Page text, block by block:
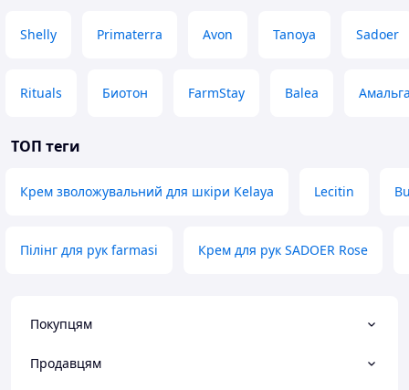
Shelly Primaterra Avon Tanoya Sadoer
Rituals Биотон FarmStay Balea
ТОП теги
Крем зволожувальний для шкіри Kelaya Lecitin
Пілінг для рук farmasi Крем для рук SADOER Rose
Покупцям
Продавцям